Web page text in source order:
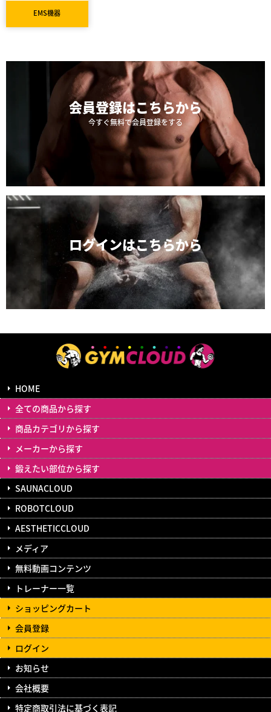
EMS機器
会員登録はこちらから
今すぐ無料で会員登録をする
ログインはこちらから
HOME
全ての商品から探す
商品カテゴリから探す
メーカーから探す
鍛えたい部位から探す
SAUNACLOUD
ROBOTCLOUD
AESTHETICCLOUD
メディア
無料動画コンテンツ
トレーナー一覧
ショッピングカート
会員登録
ログイン
お知らせ
会社概要
特定商取引法に基づく表記